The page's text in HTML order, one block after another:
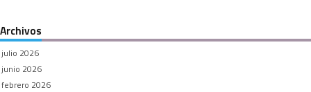
Archivos
julio 2026
junio 2026
febrero 2026